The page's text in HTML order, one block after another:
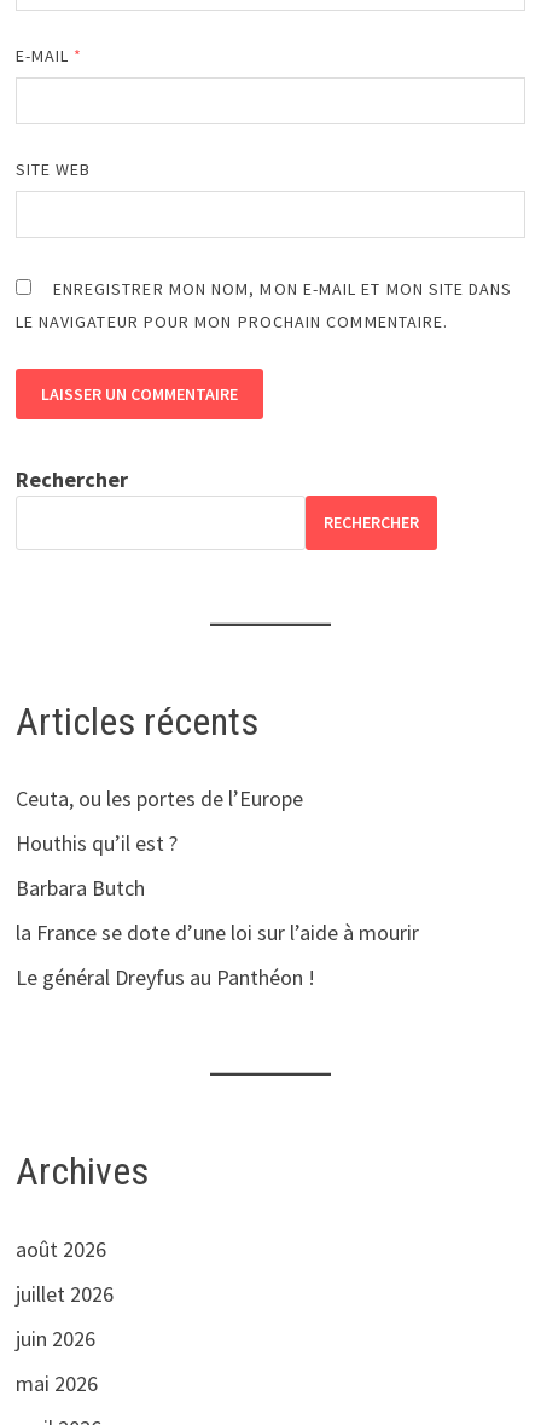
E-MAIL *
SITE WEB
ENREGISTRER MON NOM, MON E-MAIL ET MON SITE DANS
LE NAVIGATEUR POUR MON PROCHAIN COMMENTAIRE.
Rechercher
RECHERCHER
Articles récents
Ceuta, ou les portes de l’Europe
Houthis qu’il est ?
Barbara Butch
la France se dote d’une loi sur l’aide à mourir
Le général Dreyfus au Panthéon !
Archives
août 2026
juillet 2026
juin 2026
mai 2026